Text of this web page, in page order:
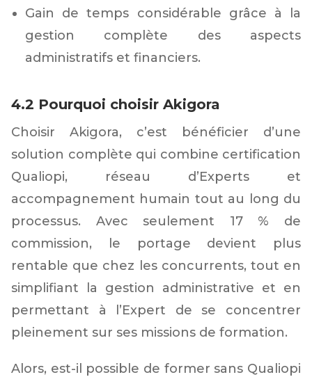
Gain de temps considérable grâce à la
gestion complète des aspects
administratifs et financiers.
4.2 Pourquoi choisir Akigora
Choisir Akigora, c’est bénéficier d’une
solution complète qui combine certification
Qualiopi, réseau d’Experts et
accompagnement humain tout au long du
processus. Avec seulement 17 % de
commission, le portage devient plus
rentable que chez les concurrents, tout en
simplifiant la gestion administrative et en
permettant à l’Expert de se concentrer
pleinement sur ses missions de formation.
Alors, est-il possible de former sans Qualiopi